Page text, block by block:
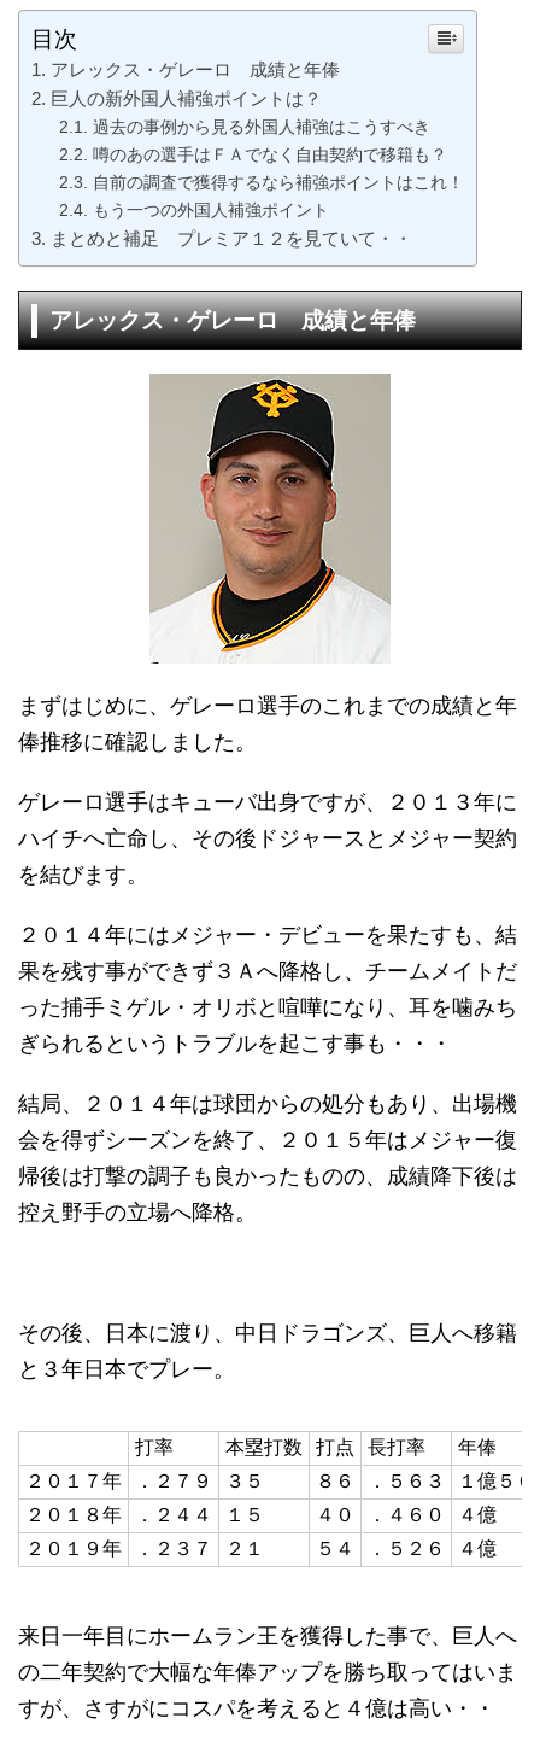
目次
アレックス・ゲレーロ 成績と年俸
巨人の新外国人補強ポイントは？
過去の事例から見る外国人補強はこうすべき
噂のあの選手はＦＡでなく自由契約で移籍も？
自前の調査で獲得するなら補強ポイントはこれ！
もう一つの外国人補強ポイント
まとめと補足 プレミア１２を見ていて・・
アレックス・ゲレーロ 成績と年俸
まずはじめに、ゲレーロ選手のこれまでの成績と年
俸推移に確認しました。
ゲレーロ選手はキューバ出身ですが、２０１３年に
ハイチへ亡命し、その後ドジャースとメジャー契約
を結びます。
２０１４年にはメジャー・デビューを果たすも、結
果を残す事ができず３Ａへ降格し、チームメイトだ
った捕手ミゲル・オリボと喧嘩になり、耳を噛みち
ぎられるというトラブルを起こす事も・・・
結局、２０１４年は球団からの処分もあり、出場機
会を得ずシーズンを終了、２０１５年はメジャー復
帰後は打撃の調子も良かったものの、成績降下後は
控え野手の立場へ降格。
その後、日本に渡り、中日ドラゴンズ、巨人へ移籍
と３年日本でプレー。
打率 本塁打数 打点 長打率
年俸
２０１７年
．２７９ ３５ ８６ ．５６３
１億５
２０１８年
．２４４ １５ ４０ ．４６０
４億
２０１９年
．２３７ ２１ ５４ ．５２６ ４億
来日一年目にホームラン王を獲得した事で、巨人へ
の二年契約で大幅な年俸アップを勝ち取ってはいま
すが、さすがにコスパを考えると４億は高い・・